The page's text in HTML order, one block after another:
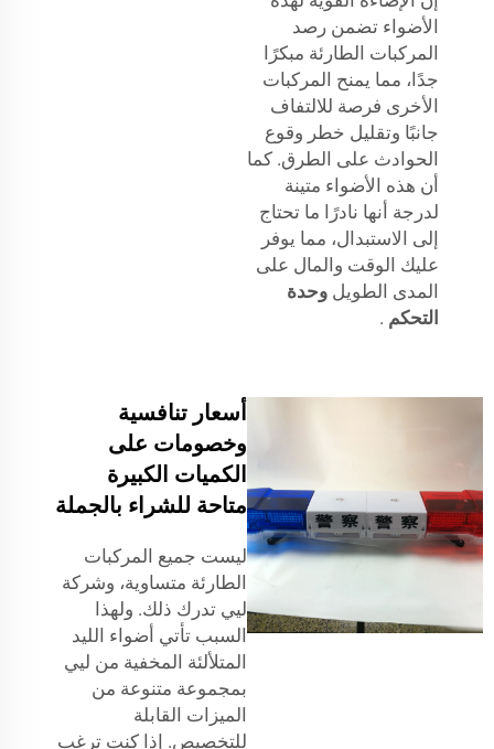
الأضواء تضمن رصد
المركبات الطارئة مبكرًا
جدًا، مما يمنح المركبات
الأخرى فرصة للالتفاف
جانبًا وتقليل خطر وقوع
الحوادث على الطرق. كما
أن هذه الأضواء متينة
لدرجة أنها نادرًا ما تحتاج
إلى الاستبدال، مما يوفر
عليك الوقت والمال على
المدى الطويل وحدة
التحكم .
أسعار تنافسية
وخصومات على
الكميات الكبيرة
متاحة للشراء بالجملة
ليست جميع المركبات
الطارئة متساوية، وشركة
ليي تدرك ذلك. ولهذا
السبب تأتي أضواء الليد
المتلألئة المخفية من ليي
بمجموعة متنوعة من
الميزات القابلة
للتخصيص. إذا كنت ترغب